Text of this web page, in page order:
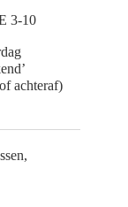
3-10
achteraf)
,